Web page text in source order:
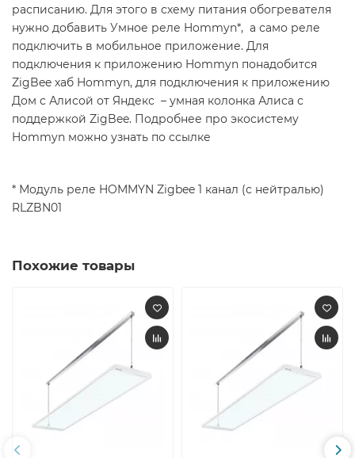
расписанию. Для этого в схему питания обогревателя
нужно добавить Умное реле Hommyn*, а само реле
подключить в мобильное приложение. Для
подключения к приложению Hommyn понадобится
ZigBee хаб Hommyn, для подключения к приложению
Дом с Алисой от Яндекс – умная колонка Алиса с
поддержкой ZigBee. Подробнее про экосистему
Hommyn можно узнать по ссылке
* Модуль реле HOMMYN Zigbee 1 канал (с нейтралью)
RLZBN01
Похожие товары